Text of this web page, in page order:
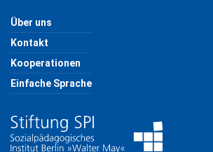
Über uns
Kontakt
Kooperationen
Einfache Sprache